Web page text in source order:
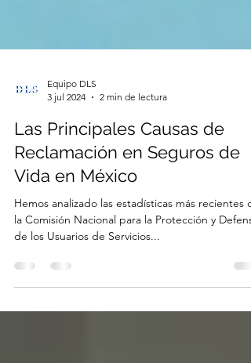
3 jul 2024
2 min de lectura
Las Principales Causas de
Reclamación en Seguros de
Vida en México
Hemos analizado las estadísticas más recientes
la Comisión Nacional para la Protección y Defensa
de los Usuarios de Servicios...